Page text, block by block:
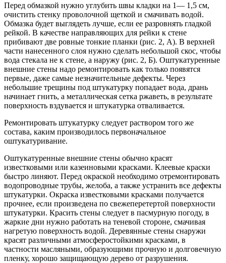
Перед обмазкой нужно углубить швы кладки на 1— 1,5 см,
очистить стенку проволочной щеткой и смачивать водой.
Обмазка будет выглядеть лучше, если ее разровнять гладкой
рейкой. В качестве направляющих для рейки к стене
прибивают две ровные тонкие планки (рис. 2, А). В верхней
части нанесенного слоя нужно сделать небольшой скос, чтобы
вода стекала не к стене, а наружу (рис. 2, Б). Оштукатуренные
внешние стены надо ремонтировать как только появятся
первые, даже самые незначительные дефекты. Через
небольшие трещины под штукатурку попадает вода, дрань
начинает гнить, а металлическая сетка ржаветь, в результате
поверхность вздувается и штукатурка отваливается.
Ремонтировать штукатурку следует раствором того же
состава, каким производилось первоначальное
оштукатуривание.
Оштукатуренные внешние стены обычно красят
известковыми или казеиновыми красками. Клеевые краски
быстро линяют. Перед окраской необходимо отремонтировать
водопроводные трубы, желоба, а также устранить все дефекты
штукатурки. Окраска известковыми красками получается
прочнее, если произведена по свежеперетертой поверхности
штукатурки. Красить стены следует в пасмурную погоду, в
жаркие дни нужно работать на теневой стороне, смачивая
нагретую поверхность водой. Деревянные стены снаружи
красят различными атмосферостойкими красками, в
частности масляными, образующими прочную и долговечную
пленку, хорошо защищающую дерево от разрушения.